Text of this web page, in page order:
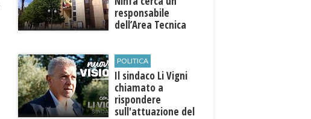
responsabile
dell’Area Tecnica
POLITICA
Il sindaco Li Vigni
chiamato a
rispondere
sull'attuazione del